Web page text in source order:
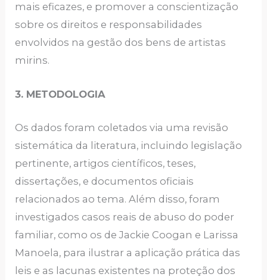
mais eficazes, e promover a conscientização
sobre os direitos e responsabilidades
envolvidos na gestão dos bens de artistas
mirins.
3. METODOLOGIA
Os dados foram coletados via uma revisão
sistemática da literatura, incluindo legislação
pertinente, artigos científicos, teses,
dissertações, e documentos oficiais
relacionados ao tema. Além disso, foram
investigados casos reais de abuso do poder
familiar, como os de Jackie Coogan e Larissa
Manoela, para ilustrar a aplicação prática das
leis e as lacunas existentes na proteção dos